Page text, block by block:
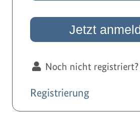
Noch nicht registriert?
Registrierung